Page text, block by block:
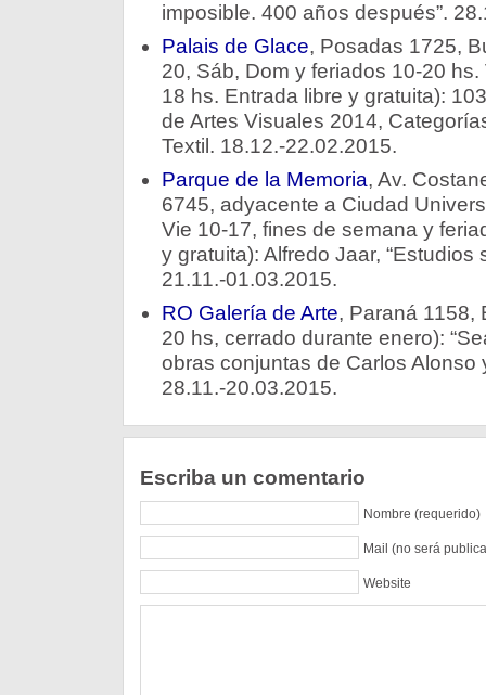
imposible. 400 años después”.
Palais de Glace, Posadas 1725,
20, Sáb, Dom y feriados 10-20
18 hs. Entrada libre y gratuita):
de Artes Visuales 2014,
Textil. 18.12.-22.02.2015.
Parque de la Memoria, Av.
6745, adyacente a Ciudad
Vie 10-17, fines de semana y
y gratuita): Alfredo Jaar, “Estudios
21.11.-01.03.2015.
RO Galería de Arte, Paraná 1158,
20 hs, cerrado durante enero):
obras conjuntas de Carlos Alonso
28.11.-20.03.2015.
Escriba un comentario
Nombre (requerido)
Mail (no será
Website